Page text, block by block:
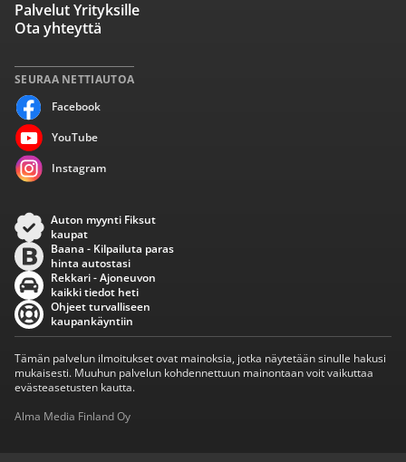
SEURAA NETTIAUTOA
Facebook
YouTube
Instagram
Palvelut Yrityksille
Ota yhteyttä
Auton myynti Fiksut
kaupat
Baana - Kilpailuta paras
hinta autostasi
Rekkari - Ajoneuvon
kaikki tiedot heti
Ohjeet turvalliseen
kaupankäyntiin
Tämän palvelun ilmoitukset ovat mainoksia, jotka näytetään sinulle hakusi
mukaisesti. Muuhun palvelun kohdennettuun mainontaan voit vaikuttaa
evästeasetusten kautta.
Alma Media Finland Oy